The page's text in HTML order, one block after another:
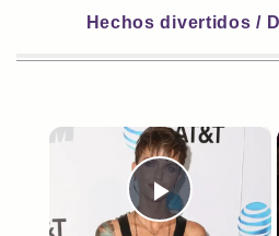
Hechos divertidos /
Play